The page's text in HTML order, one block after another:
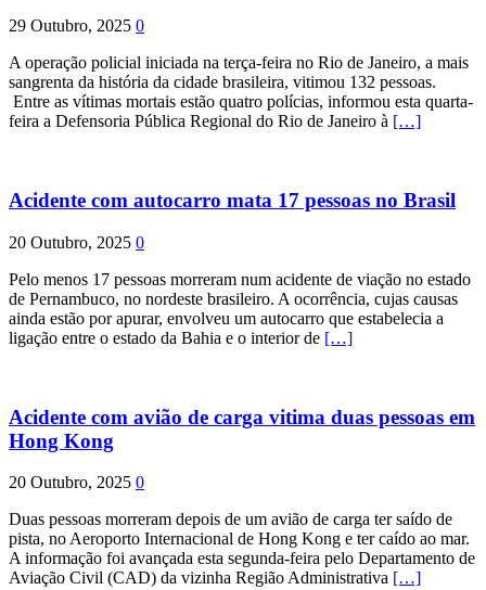
29 Outubro, 2025 0
A operação policial iniciada na terça-feira no Rio de Janeiro, a mais
sangrenta da história da cidade brasileira, vitimou 132 pessoas.
Entre as vítimas mortais estão quatro polícias, informou esta quarta-
feira a Defensoria Pública Regional do Rio de Janeiro à […]
Acidente com autocarro mata 17 pessoas no Brasil
20 Outubro, 2025 0
Pelo menos 17 pessoas morreram num acidente de viação no estado
de Pernambuco, no nordeste brasileiro. A ocorrência, cujas causas
ainda estão por apurar, envolveu um autocarro que estabelecia a
ligação entre o estado da Bahia e o interior de […]
Acidente com avião de carga vitima duas pessoas em
Hong Kong
20 Outubro, 2025 0
Duas pessoas morreram depois de um avião de carga ter saído de
pista, no Aeroporto Internacional de Hong Kong e ter caído ao mar.
A informação foi avançada esta segunda-feira pelo Departamento de
Aviação Civil (CAD) da vizinha Região Administrativa […]